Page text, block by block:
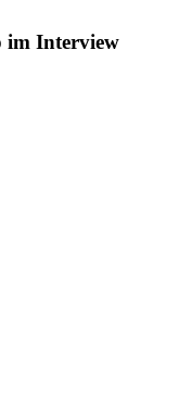
im Interview